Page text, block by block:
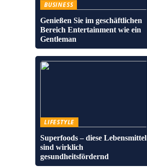
BUSINESS
Genießen Sie im geschäftlichen
Bereich Entertainment wie ein
Gentleman
LIFESTYLE
Superfoods – diese Lebensmittel
sind wirklich
gesundheitsfördernd